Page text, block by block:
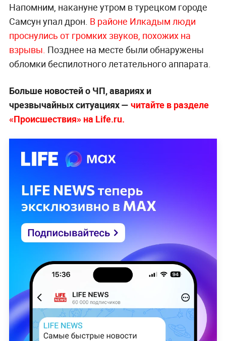
Напомним, накануне утром в турецком городе
Самсун упал дрон. В районе Илкадым люди
проснулись от громких звуков, похожих на
взрывы. Позднее на месте были обнаружены
обломки беспилотного летательного аппарата.
Больше новостей о ЧП, авариях и
чрезвычайных ситуациях — читайте в разделе
«Происшествия» на Life.ru.